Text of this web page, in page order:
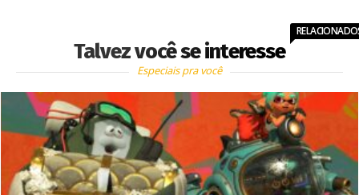
Talvez você se interesse
Especiais pra você